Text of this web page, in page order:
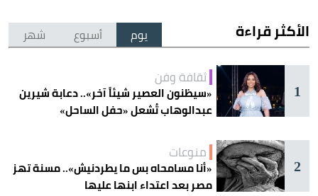
الأكثر قراءة يوم أسبوع شهر
1
ثقافة وفن
«سيظنون العصير شيئاً آخر».. دعابة شيرين
عبدالوهاب تُشعل «حفل الساحل»
2
منوعات
«أنا مسامحاه بس ما يطردنيش».. مسنة تهز
مصر بعد اعتداء ابنها عليها